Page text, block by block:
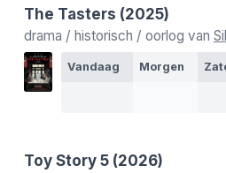
The Tasters (2025)
drama / historisch / oorlog van
Vandaag Morgen
Toy Story 5 (2026)